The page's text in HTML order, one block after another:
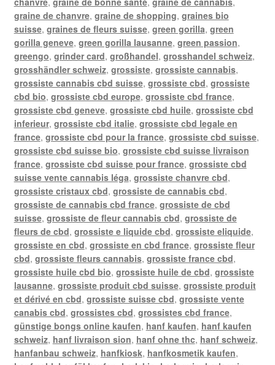
graine de chanvre, graine de shopping, graines bio
suisse, graines de fleurs suisse, green gorilla, green
gorilla geneve, green gorilla lausanne, green passion,
greengo, grinder card, großhandel, grosshandel schweiz,
grosshändler schweiz, grossiste, grossiste cannabis,
grossiste cannabis cbd suisse, grossiste cbd, grossiste
cbd bio, grossiste cbd europe, grossiste cbd france,
grossiste cbd geneve, grossiste cbd huile, grossiste cbd
inferieur, grossiste cbd italie, grossiste cbd legale en
france, grossiste cbd pour la france, grossiste cbd suisse,
grossiste cbd suisse bio, grossiste cbd suisse livraison
france, grossiste cbd suisse pour france, grossiste cbd
suisse vente cannabis léga, grossiste chanvre cbd,
grossiste cristaux cbd, grossiste de cannabis cbd,
grossiste de cannabis cbd france, grossiste de cbd
suisse, grossiste de fleur cannabis cbd, grossiste de
fleurs de cbd, grossiste e liquide cbd, grossiste eliquide,
grossiste en cbd, grossiste en cbd france, grossiste fleur
cbd, grossiste fleurs cannabis, grossiste france cbd,
grossiste huile cbd bio, grossiste huile de cbd, grossiste
lausanne, grossiste produit cbd suisse, grossiste produit
et dérivé en cbd, grossiste suisse cbd, grossiste vente
canabis cbd, grossistes cbd, grossistes cbd france,
günstige bongs online kaufen, hanf kaufen, hanf kaufen
schweiz, hanf livraison sion, hanf ohne thc, hanf schweiz,
hanfanbau schweiz, hanfkiosk, hanfkosmetik kaufen,